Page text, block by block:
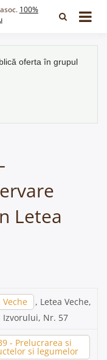
100%
oferta în grupul
Letea
Veche
, Letea Veche,
Izvorului, Nr. 57
- Prelucrarea si
si legumelor